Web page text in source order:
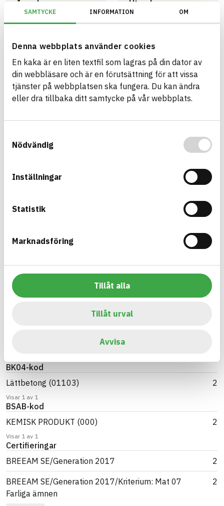
SAMTYCKE INFORMATION OM
Denna webbplats använder cookies
En kaka är en liten textfil som lagras på din dator av
din webbläsare och är en förutsättning för att vissa
tjänster på webbplatsen ska fungera. Du kan ändra
eller dra tillbaka ditt samtycke på vår webbplats.
Nödvändig
Inställningar
Statistik
Marknadsföring
Tillåt alla
Tillåt urval
Avvisa
Inomhus
Omfattas och
uppfyller kraven
0artiklar
Utomhus
Omfattas och
uppfyller kraven
2artiklar
Miljöbyggnad -
Miljöbyggnad -
Generation 4.X
Trafikverket
1
Artikelnamn
SENAD HLWC (Betong)
BK04-kod
Lättbetong (01103)
2
Visar 1 av 1
BSAB-kod
KEMISK PRODUKT (000)
2
Visar 1 av 1
Certifieringar
BREEAM SE/Generation 2017
2
BREEAM SE/Generation 2017/Kriterium: Mat 07
Farliga ämnen
2